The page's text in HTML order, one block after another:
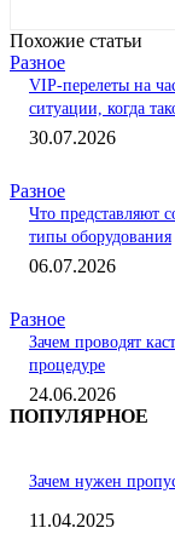
Похожие статьи
Разное
VIP-перелеты на
ситуации, когда
30.07.2026
Разное
Что представляют
типы оборудования
06.07.2026
Разное
Зачем проводят
процедуре
24.06.2026
ПОПУЛЯРНОЕ
Зачем нужен
11.04.2025